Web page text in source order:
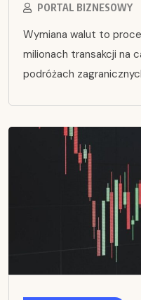
PORTAL BIZNESOWY
Wymiana walut to
milionach transakcji na
podróżach